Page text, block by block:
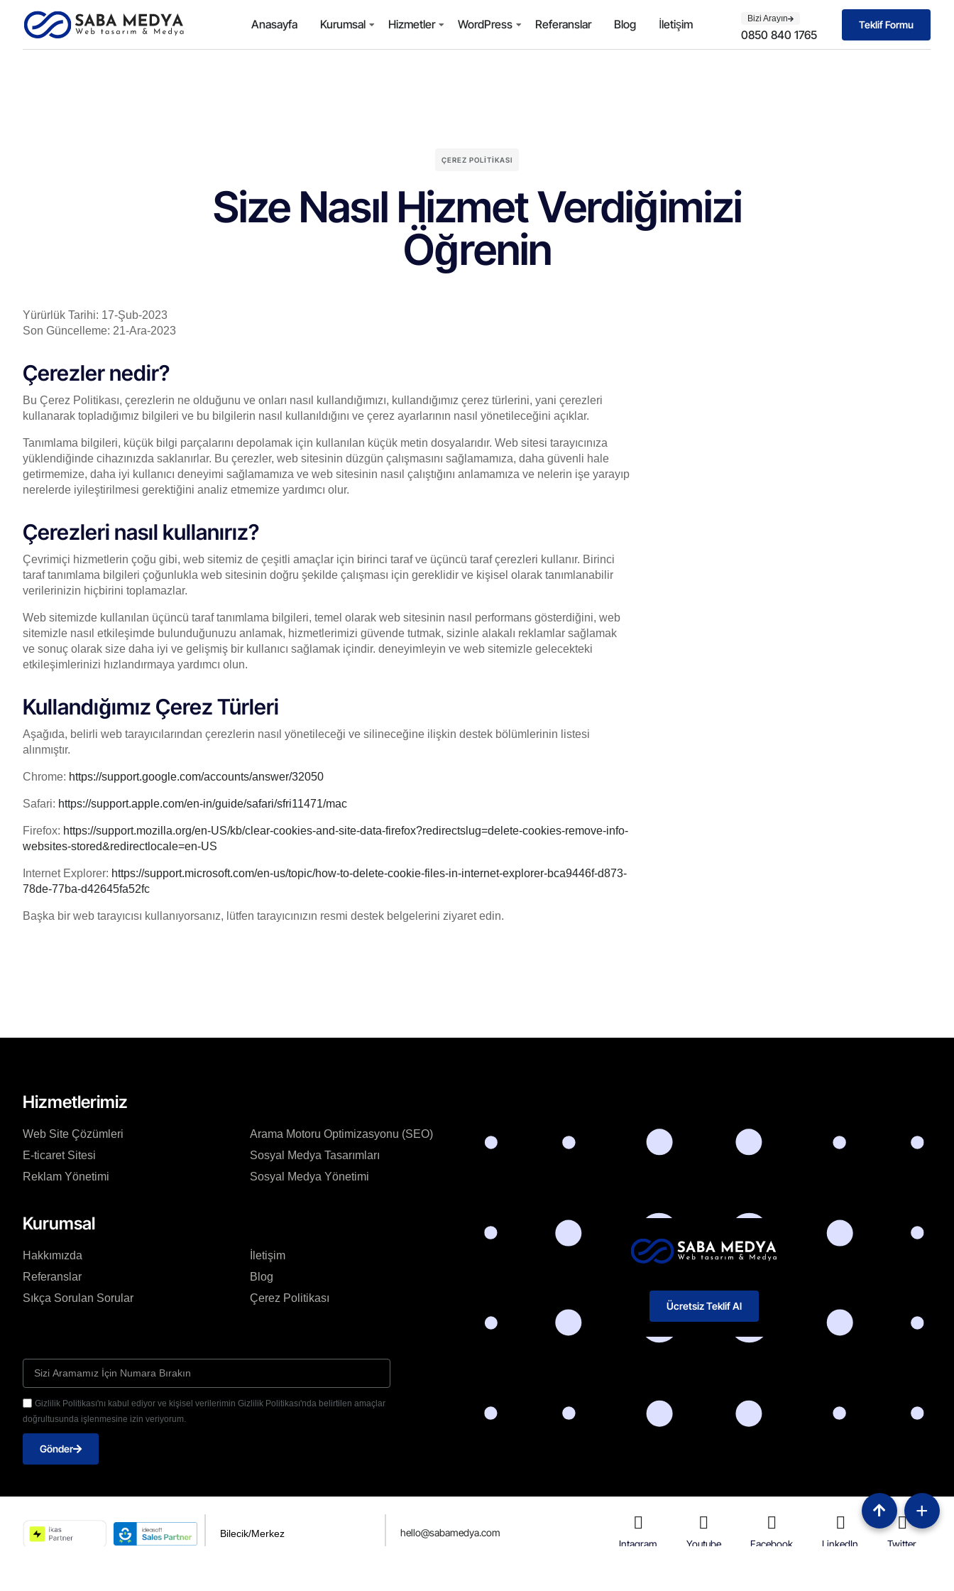
Anasayfa Kurumsal Hizmetler WordPress Referanslar Blog İletişim Bizi Arayın
0850 840 1765
Teklif Formu
ÇEREZ POLITIKASI
Size Nasıl Hizmet Verdiğimizi
Öğrenin
Yürürlük Tarihi: 17-Şub-2023
Son Güncelleme: 21-Ara-2023
Çerezler nedir?
Bu Çerez Politikası, çerezlerin ne olduğunu ve onları nasıl kullandığımızı, kullandığımız çerez türlerini, yani çerezleri
kullanarak topladığımız bilgileri ve bu bilgilerin nasıl kullanıldığını ve çerez ayarlarının nasıl yönetileceğini açıklar.
Tanımlama bilgileri, küçük bilgi parçalarını depolamak için kullanılan küçük metin dosyalarıdır. Web sitesi tarayıcınıza
yüklendiğinde cihazınızda saklanırlar. Bu çerezler, web sitesinin düzgün çalışmasını sağlamamıza, daha güvenli hale
getirmemize, daha iyi kullanıcı deneyimi sağlamamıza ve web sitesinin nasıl çalıştığını anlamamıza ve nelerin işe yarayıp
nerelerde iyileştirilmesi gerektiğini analiz etmemize yardımcı olur.
Çerezleri nasıl kullanırız?
Çevrimiçi hizmetlerin çoğu gibi, web sitemiz de çeşitli amaçlar için birinci taraf ve üçüncü taraf çerezleri kullanır. Birinci
taraf tanımlama bilgileri çoğunlukla web sitesinin doğru şekilde çalışması için gereklidir ve kişisel olarak tanımlanabilir
verilerinizin hiçbirini toplamazlar.
Web sitemizde kullanılan üçüncü taraf tanımlama bilgileri, temel olarak web sitesinin nasıl performans gösterdiğini, web
sitemizle nasıl etkileşimde bulunduğunuzu anlamak, hizmetlerimizi güvende tutmak, sizinle alakalı reklamlar sağlamak
ve sonuç olarak size daha iyi ve gelişmiş bir kullanıcı sağlamak içindir. deneyimleyin ve web sitemizle gelecekteki
etkileşimlerinizi hızlandırmaya yardımcı olun.
Kullandığımız Çerez Türleri
Aşağıda, belirli web tarayıcılarından çerezlerin nasıl yönetileceği ve silineceğine ilişkin destek bölümlerinin listesi
alınmıştır.
Chrome: https://support.google.com/accounts/answer/32050
Safari: https://support.apple.com/en-in/guide/safari/sfri11471/mac
Firefox: https://support.mozilla.org/en-US/kb/clear-cookies-and-site-data-firefox?redirectslug=delete-cookies-remove-info-
websites-stored&redirectlocale=en-US
Internet Explorer: https://support.microsoft.com/en-us/topic/how-to-delete-cookie-files-in-internet-explorer-bca9446f-d873-
78de-77ba-d42645fa52fc
Başka bir web tarayıcısı kullanıyorsanız, lütfen tarayıcınızın resmi destek belgelerini ziyaret edin.
Hizmetlerimiz
Web Site Çözümleri
E-ticaret Sitesi
Reklam Yönetimi
Arama Motoru Optimizasyonu (SEO)
Sosyal Medya Tasarımları
Sosyal Medya Yönetimi
Kurumsal
Hakkımızda
Referanslar
Sıkça Sorulan Sorular
İletişim
Blog
Çerez Politikası
Gizlilik Politikası'nı kabul ediyor ve kişisel verilerimin Gizlilik Politikası'nda belirtilen amaçlar
doğrultusunda işlenmesine izin veriyorum.
Gönder
Ücretsiz Teklif Al
Bilecik/Merkez
hello@sabamedya.com
Intagram
Youtube Facebook LinkedIn Twitter
+